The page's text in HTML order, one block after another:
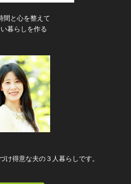
間と心を整えて
暮らしを作る
け得意な夫の３人暮らしです。